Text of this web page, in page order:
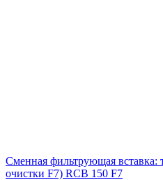
Сменная фильтрующая вставка:
очистки F7) RCB 150 F7